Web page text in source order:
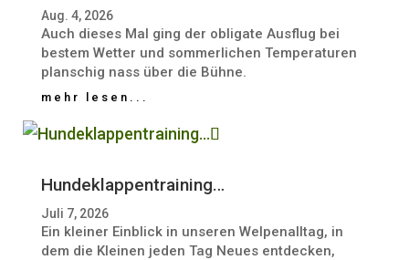
Aug. 4, 2026
Auch dieses Mal ging der obligate Ausflug bei
bestem Wetter und sommerlichen Temperaturen
planschig nass über die Bühne.
mehr lesen...
Hundeklappentraining…
Juli 7, 2026
Ein kleiner Einblick in unseren Welpenalltag, in
dem die Kleinen jeden Tag Neues entdecken,